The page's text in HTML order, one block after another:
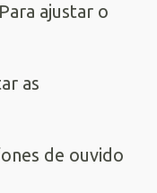
ajustar o
as
de ouvido